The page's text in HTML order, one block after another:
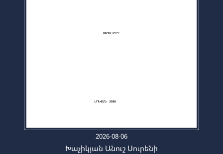
2026-08-06
Խաչիկյան Անուշ Սուրենի